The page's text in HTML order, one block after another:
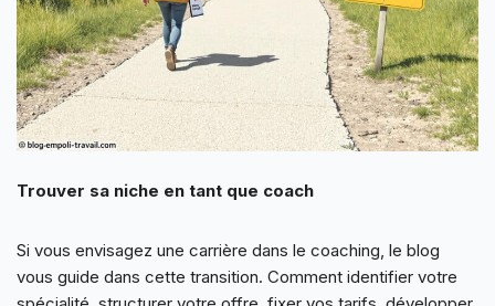
Trouver sa niche en tant que coach
Si vous envisagez une carrière dans le coaching, le blog
vous guide dans cette transition. Comment identifier votre